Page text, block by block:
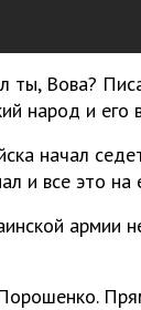
ты, Вова?
народ и
начал
и все это
армии